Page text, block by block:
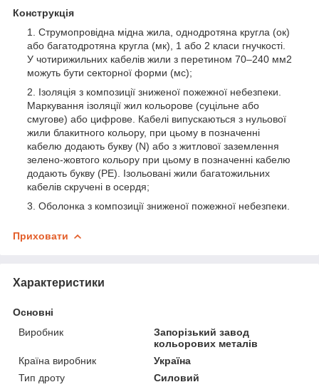
Конструкція
Струмопровідна мідна жила, однодротяна кругла (ок)
або багатодротяна кругла (мк), 1 або 2 класи гнучкості.
У чотирижильних кабелів жили з перетином 70–240 мм2
можуть бути секторної форми (мс);
Ізоляція з композиції зниженої пожежної небезпеки.
Маркування ізоляції жил кольорове (суцільне або
смугове) або цифрове. Кабелі випускаються з нульової
жили блакитного кольору, при цьому в позначенні
кабелю додають букву (N) або з житлової заземлення
зелено-жовтого кольору при цьому в позначенні кабелю
додають букву (РЕ). Ізольовані жили багатожильних
кабелів скручені в осердя;
Оболонка з композиції зниженої пожежної небезпеки.
Приховати
Характеристики
Основні
Виробник
Запорізький завод
кольорових металів
Країна виробник
Україна
Тип дроту
Силовий